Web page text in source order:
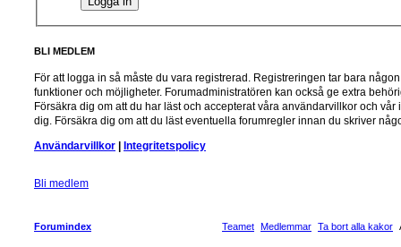
BLI MEDLEM
För att logga in så måste du vara registrerad. Registreringen tar bara
funktioner och möjligheter. Forumadministratören kan också ge extra
Försäkra dig om att du har läst och accepterat våra användarvillkor och
dig. Försäkra dig om att du läst eventuella forumregler innan du skriver
Användarvillkor
Integritetspolicy
Bli medlem
Forumindex Ta bort alla kakor
Medlemmar
Teamet